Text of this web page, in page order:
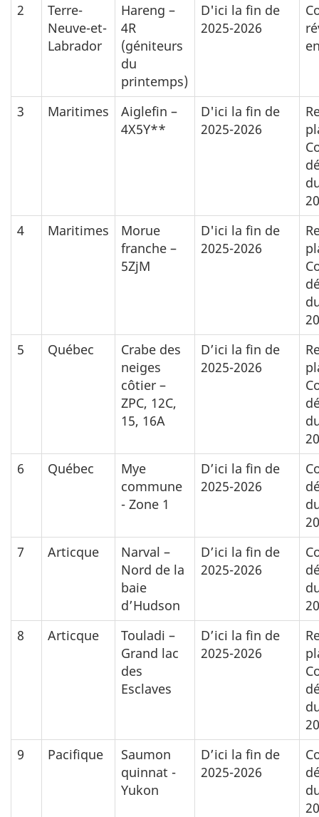
2
Terre-
Neuve-et-
Labrador
Hareng –
4R
(géniteurs
du
printemps)
D'ici la fin de
2025-2026
3 Maritimes
Aiglefin –
4X5Y**
D'ici la fin de
2025-2026
4
Maritimes
Morue
franche –
5ZjM
D'ici la fin de
2025-2026
5
Québec
Crabe des
neiges
côtier –
ZPC, 12C,
15, 16A
D’ici la fin de
2025-2026
6
Québec
Mye
commune
- Zone 1
D’ici la fin de
2025-2026
7
Articque
Narval –
Nord de la
baie
d’Hudson
D’ici la fin de
2025-2026
8
Articque
Touladi –
Grand lac
des
Esclaves
D’ici la fin de
2025-2026
9
Pacifique
Saumon
quinnat -
Yukon
D’ici la fin de
2025-2026